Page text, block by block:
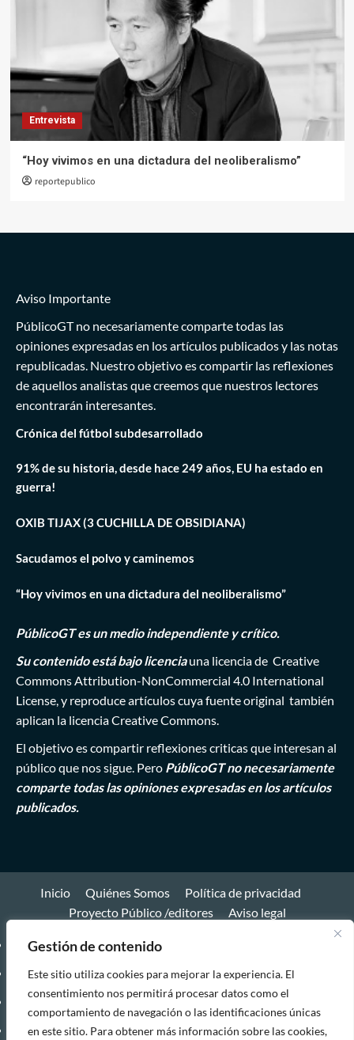
Gestión de contenido
Este sitio utiliza cookies para mejorar la experiencia. El
consentimiento nos permitirá procesar datos como el
comportamiento de navegación o las identificaciones únicas
en este sitio. Para obtener más información sobre las cookies,
Entrevista
“Hoy vivimos en una dictadura del neoliberalismo”
reportepublico
Aviso Importante
PúblicoGT no necesariamente comparte todas las
opiniones expresadas en los artículos publicados y las notas
republicadas. Nuestro objetivo es compartir las reflexiones
de aquellos analistas que creemos que nuestros lectores
encontrarán interesantes.
Crónica del fútbol subdesarrollado
91% de su historia, desde hace 249 años, EU ha estado en
guerra!
OXIB TIJAX (3 CUCHILLA DE OBSIDIANA)
Sacudamos el polvo y caminemos
“Hoy vivimos en una dictadura del neoliberalismo”
PúblicoGT es un medio independiente y crítico.
Su contenido está bajo licenciauna licencia de Creative
Commons Attribution-NonCommercial 4.0 International
License , y reproduce artículos cuya fuente original también
aplican la licencia Creative Commons.
El objetivo es compartir reflexiones criticas que interesan al
público que nos sigue. Pero PúblicoGT no necesariamente
comparte todas las opiniones expresadas en los artículos
publicados.
Inicio Quiénes Somos
Política de privacidad
Proyecto Público /editores
Aviso legal
Inicio
Quiénes
Somos
Política
Proyecto